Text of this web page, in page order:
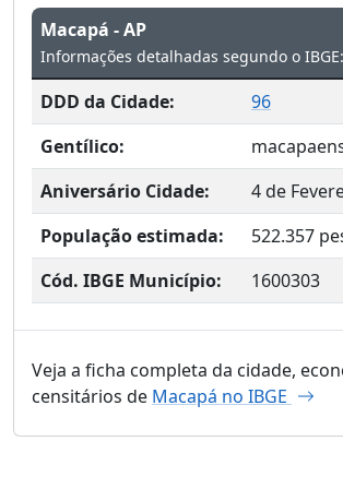
Macapá - AP
Informações detalhadas segundo o IBGE:
DDD da Cidade:
96
Gentílico:
Aniversário Cidade:
4 de
População estimada:
522.357
Cód. IBGE Município: 1600303
Veja a ficha completa da cidade,
censitários de Macapá no IBGE